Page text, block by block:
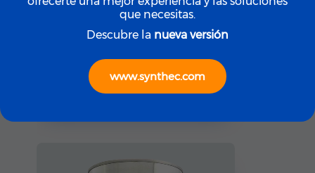
ROYCO LGF (Yellow)
que necesitas.
Descubre la nueva versión
www.synthec.com